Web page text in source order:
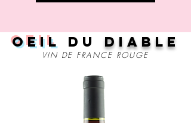
oeil dudiable
VIN DE FRANCE ROUGE